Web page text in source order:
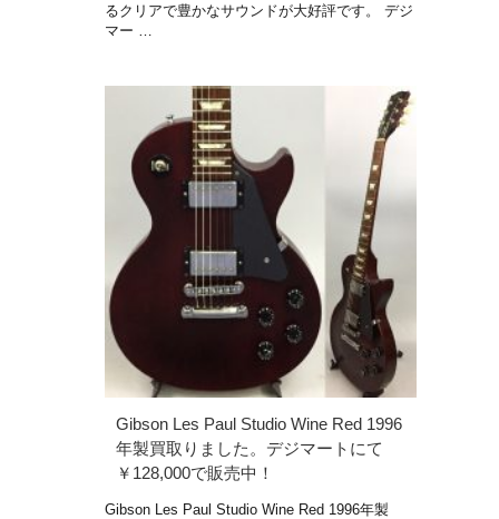
るクリアで豊かなサウンドが大好評です。 デジ
マー …
Gibson Les Paul Studio Wine Red 1996
年製買取りました。デジマートにて
￥128,000で販売中！
Gibson Les Paul Studio Wine Red 1996年製